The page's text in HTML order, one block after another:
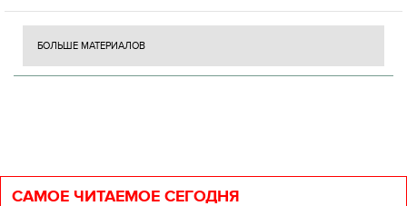
БОЛЬШЕ МАТЕРИАЛОВ
САМОЕ ЧИТАЕМОЕ СЕГОДНЯ